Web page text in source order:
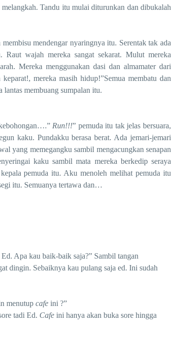
Tandu itu mulai diturunkan dan dibukalah
mendengar nyaringnya itu. Serentak tak ada
wajah mereka sangat sekarat. Mulut mereka
Mereka menggunakan dasi dan almamater dari
mereka masih hidup!”Semua membatu dan
membuang sumpalan itu.
Run!!!” pemuda itu tak jelas bersuara,
kaku. Pundakku berasa berat. Ada jemari-jemari
yang memegangku sambil mengacungkan senapan
kaku sambil mata mereka berkedip seraya
pemuda itu. Aku menoleh melihat pemuda itu
itu. Semuanya tertawa dan…
kau baik-baik saja?” Sambil tangan
dingin. Sebaiknya kau pulang saja ed. Ini sudah
menutup cafe ini ?”
tadi Ed. Cafe ini hanya akan buka sore hingga